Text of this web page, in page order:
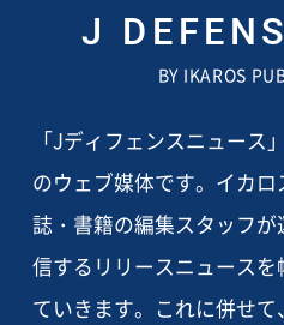
J
BY IKAROS
「Jディフェンスニュース
のウェブ媒体です。イカ
誌・書籍の編集スタッフ
信するリリースニュース
ていきます。これに併せ